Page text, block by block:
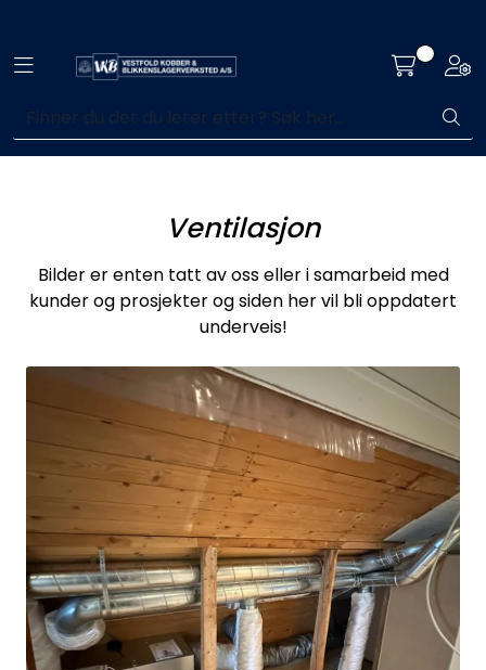
Toggle navigation
Ventilasjon
Bilder er enten tatt av oss eller i samarbeid med
kunder og prosjekter og siden her vil bli oppdatert
underveis!
FOAMGLAS®
Bildegalleri
Våre leverandører
Handle her!
Kunngjøringer!